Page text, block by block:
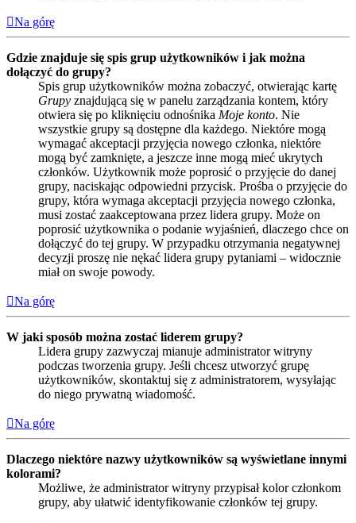
Na górę
Gdzie znajduje się spis grup użytkowników i jak można
dołączyć do grupy?
Spis grup użytkowników można zobaczyć, otwierając kartę
Grupy znajdującą się w panelu zarządzania kontem, który
otwiera się po kliknięciu odnośnika Moje konto. Nie
wszystkie grupy są dostępne dla każdego. Niektóre mogą
wymagać akceptacji przyjęcia nowego członka, niektóre
mogą być zamknięte, a jeszcze inne mogą mieć ukrytych
członków. Użytkownik może poprosić o przyjęcie do danej
grupy, naciskając odpowiedni przycisk. Prośba o przyjęcie do
grupy, która wymaga akceptacji przyjęcia nowego członka,
musi zostać zaakceptowana przez lidera grupy. Może on
poprosić użytkownika o podanie wyjaśnień, dlaczego chce on
dołączyć do tej grupy. W przypadku otrzymania negatywnej
decyzji proszę nie nękać lidera grupy pytaniami – widocznie
miał on swoje powody.
Na górę
W jaki sposób można zostać liderem grupy?
Lidera grupy zazwyczaj mianuje administrator witryny
podczas tworzenia grupy. Jeśli chcesz utworzyć grupę
użytkowników, skontaktuj się z administratorem, wysyłając
do niego prywatną wiadomość.
Na górę
Dlaczego niektóre nazwy użytkowników są wyświetlane innymi
kolorami?
Możliwe, że administrator witryny przypisał kolor członkom
grupy, aby ułatwić identyfikowanie członków tej grupy.